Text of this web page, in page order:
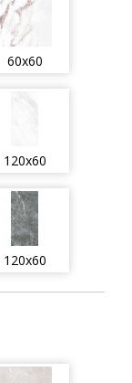
60x60
120x60
120x60